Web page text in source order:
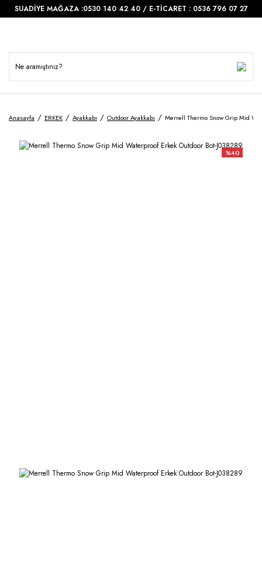
SUADİYE MAĞAZA :0530 140 42 40 / E-TİCARET : 0536 796 07 27
Anasayfa ERKEK Ayakkabı Outdoor Ayakkabı Merrell Thermo Snow Grip Mid
%40